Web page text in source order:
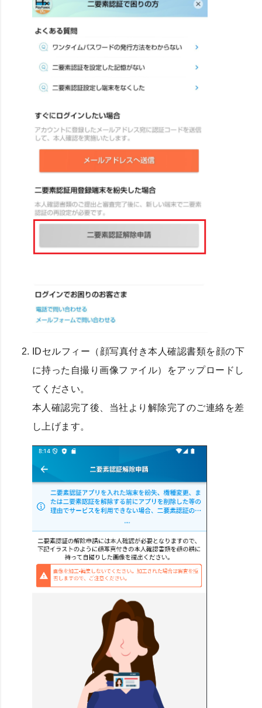
IDセルフィー（顔写真付き本人確認書類を顔の下
に持った自撮り画像ファイル）をアップロードし
てください。
本人確認完了後、当社より解除完了のご連絡を差
し上げます。